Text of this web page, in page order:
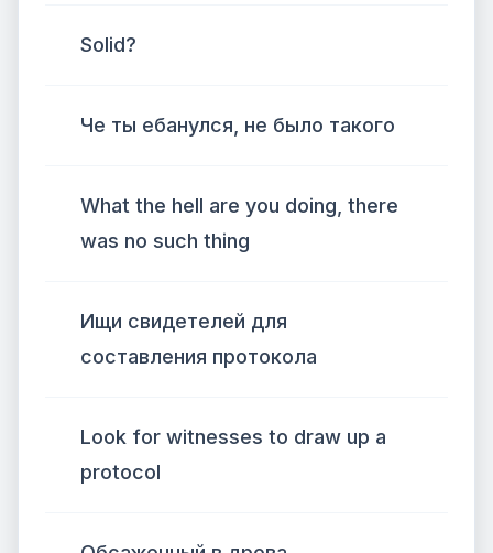
Solid?
Че ты ебанулся, не было такого
What the hell are you doing, there
was no such thing
Ищи свидетелей для
составления протокола
Look for witnesses to draw up a
protocol